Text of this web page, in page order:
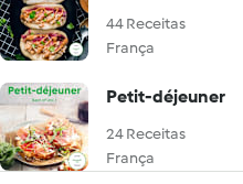
44 Receitas
França
Petit-déjeuner
24 Receitas
França